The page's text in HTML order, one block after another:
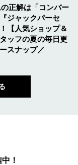
正解は「コンバー
ジャックパーセ
【人気ショップ＆
ッフの夏の毎日更
スナップ／
！